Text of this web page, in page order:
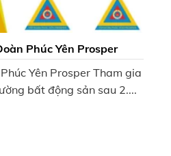
Phúc Yên Prosper
Yên Prosper Tham gia
bất động sản sau 2....